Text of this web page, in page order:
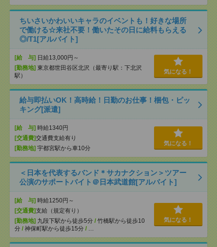
ちいさいかわいいキャラのイベントも！好きな場所
で働ける☆来社不要！働いたその日に給料もらえる
◎/T1[アルバイト]
[給 与] 日給13,000円～
[勤務地] 東京都世田谷区北沢（最寄り駅：下北沢
駅）
気になる！
給与即払いOK！高時給！日勤のお仕事！梱包・ピッ
キング[派遣]
[給 与] 時給1340円
[交通費]交通費支給有り
[勤務地] 宇都宮駅から車10分
気になる！
＜日本を代表するバンド＊サカナクション＞ツアー
公演のサポートバイト＠日本武道館[アルバイト]
[給 与] 時給1250円～
[交通費]支給（規定有り）
[勤務地] 九段下駅から徒歩5分 / 竹橋駅から徒歩10
分 / 神保町駅から徒歩15分 / …
気になる！